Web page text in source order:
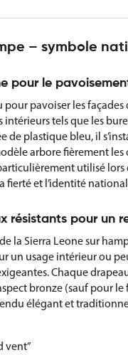
– symbole
pour le
pavoiser les
tels que les
de plastique bleu, il
arbore fièrement
utilisé
fierté et l’identité
pour un
la Sierra Leone sur
un usage intérieur ou
Chaque
bronze (sauf pour le
élégant et
vent”